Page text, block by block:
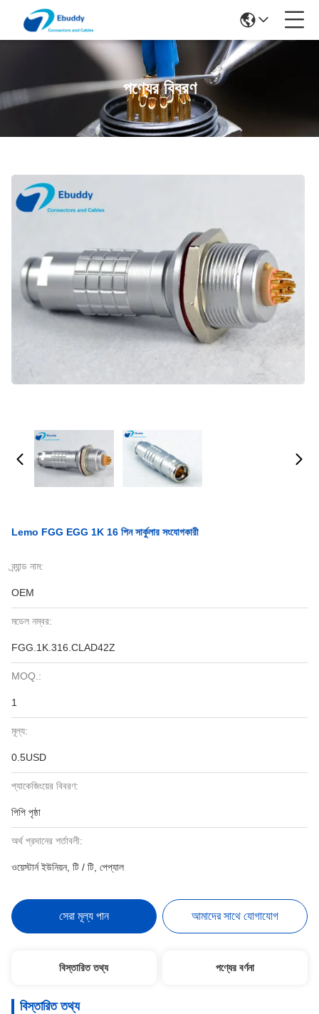
পণ্যের বিবরণ
Lemo FGG EGG 1K 16 পিন সার্কুলার সংযোগকারী
ব্র্যান্ড নাম:
OEM
মডেল নম্বর:
FGG.1K.316.CLAD42Z
MOQ.:
1
মূল্য:
0.5USD
প্যাকেজিংয়ের বিবরণ:
পিপি পৃষ্ঠা
অর্থ প্রদানের শর্তাবলী:
ওয়েস্টার্ন ইউনিয়ন, টি / টি, পেপ্যাল
সেরা মূল্য পান আমাদের সাথে যোগাযোগ
বিস্তারিত তথ্য পণ্যের বর্ণনা
বিস্তারিত তথ্য